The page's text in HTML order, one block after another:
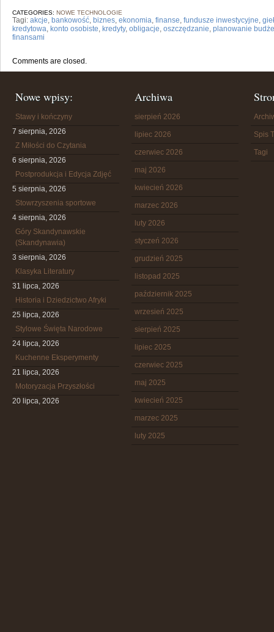
CATEGORIES: NOWE TECHNOLOGIE
Tagi: akcje, bankowość, biznes, ekonomia, finanse, fundusze inwestycyjne,
kredytowa, konto osobiste, kredyty, obligacje, oszczędzanie, planowanie
finansami
Comments are closed.
Nowe wpisy:
Stawy i kończyny
7 sierpnia, 2026
Z Miłości do Czytania
6 sierpnia, 2026
Postprodukcja i Edycja Zdjęć
5 sierpnia, 2026
Stowrzyszenia sportowe
4 sierpnia, 2026
Góry Skandynawskie
(Skandynawia)
3 sierpnia, 2026
Klasyka Literatury
31 lipca, 2026
Historia i Dziedzictwo Afryki
25 lipca, 2026
Stylowe Święta Narodowe
24 lipca, 2026
Kuchenne Eksperymenty
21 lipca, 2026
Motoryzacja Przyszłości
20 lipca, 2026
Archiwa
sierpień 2026
lipiec 2026
czerwiec 2026
maj 2026
kwiecień 2026
marzec 2026
luty 2026
styczeń 2026
grudzień 2025
listopad 2025
październik 2025
wrzesień 2025
sierpień 2025
lipiec 2025
czerwiec 2025
maj 2025
kwiecień 2025
marzec 2025
luty 2025
Spis
Tagi